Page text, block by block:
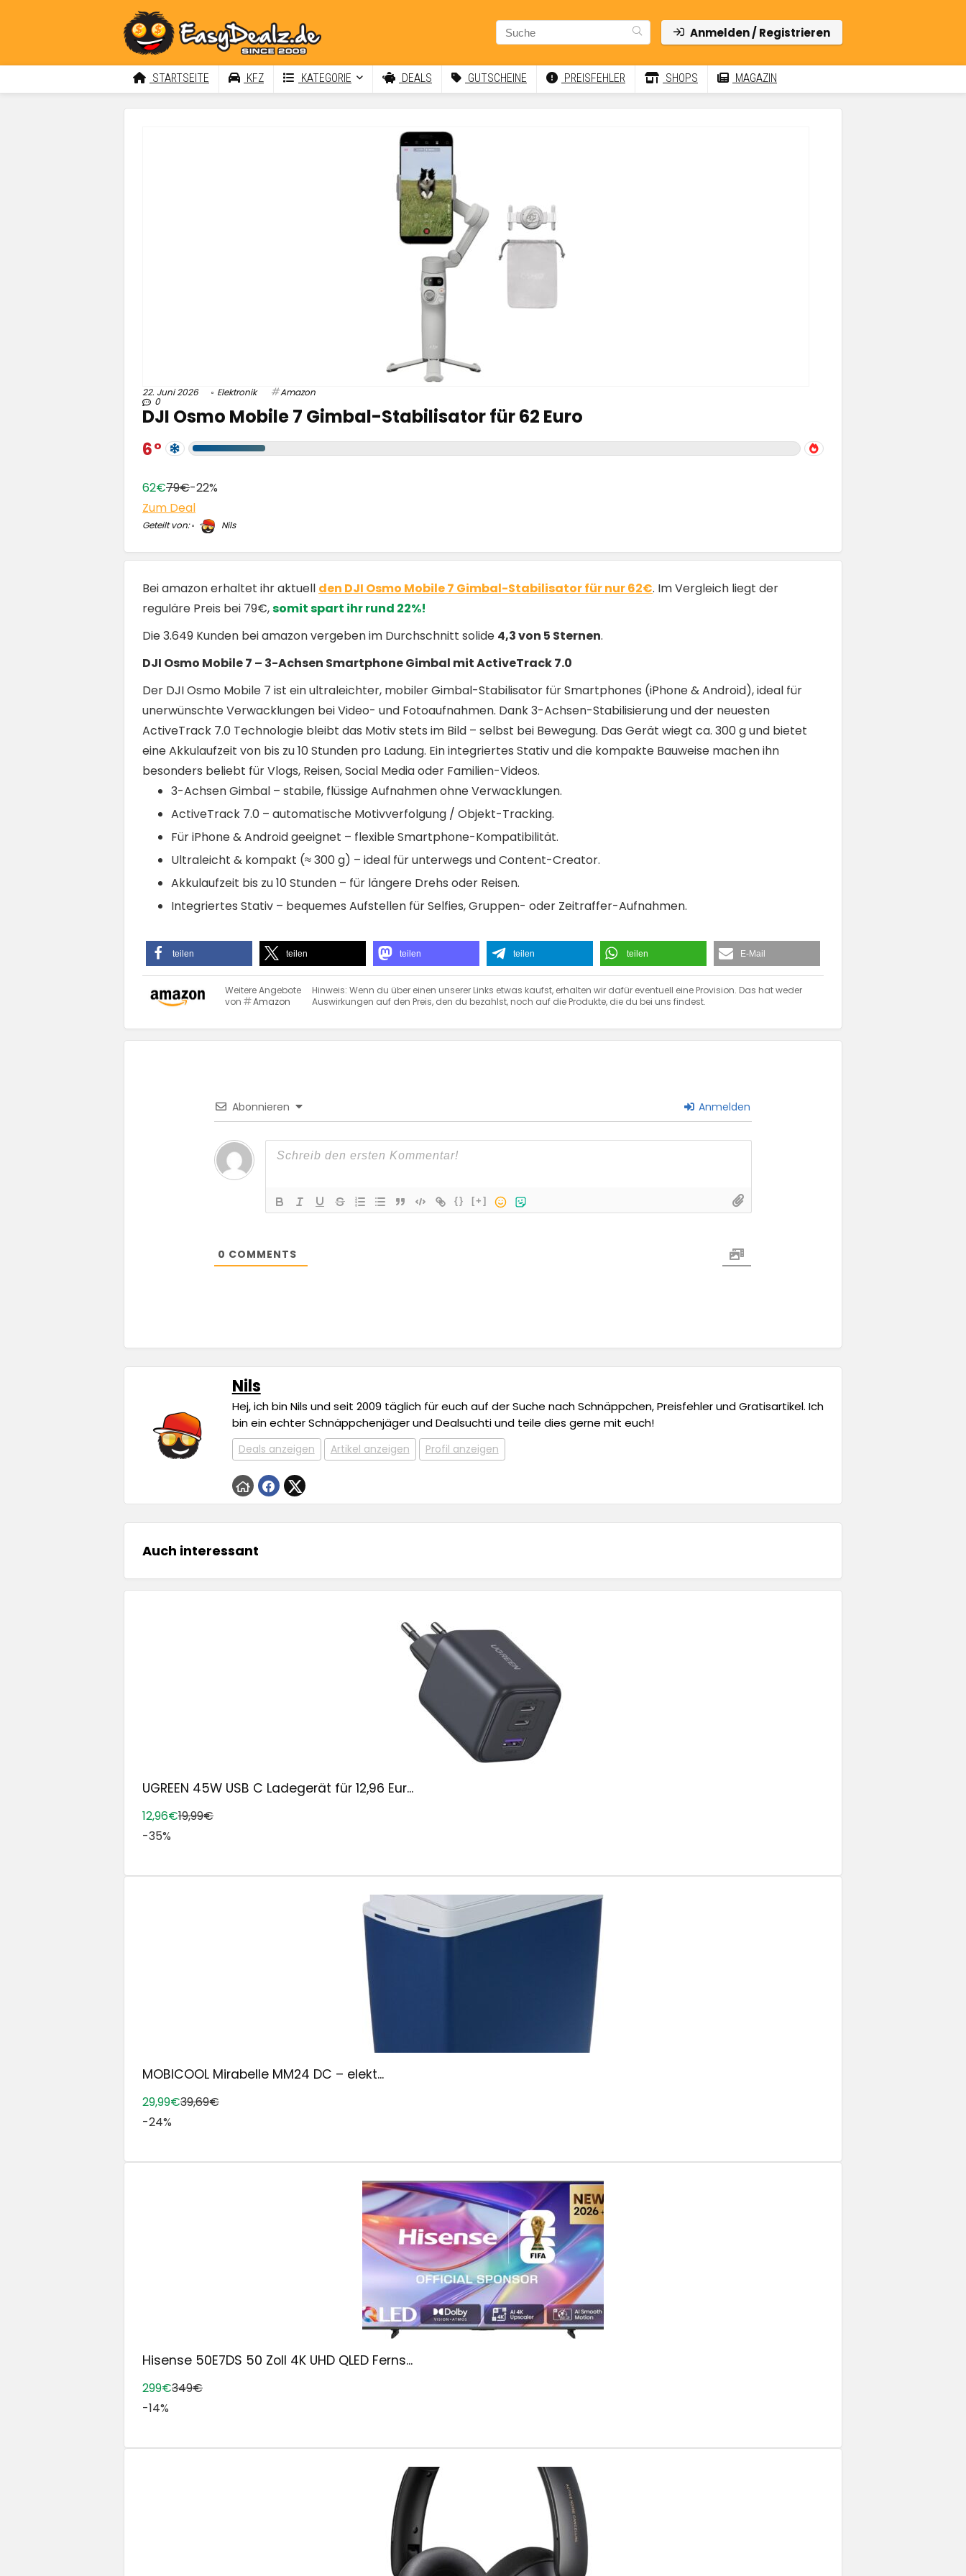
Anmelden / Registrieren
STARTSEITE KFZ KATEGORIE DEALS GUTSCHEINE PREISFEHLER SHOPS MAGAZIN
22. Juni 2026 Elektronik Amazon
0
DJI Osmo Mobile 7 Gimbal-Stabilisator für 62 Euro
6
62€79€-22%
Zum Deal
Geteilt von: Nils
Bei amazon erhaltet ihr aktuell den DJI Osmo Mobile 7 Gimbal-Stabilisator für nur 62€. Im Vergleich liegt der
reguläre Preis bei 79€,somit spart ihr rund 22%!
Die 3.649 Kunden bei amazon vergeben im Durchschnitt solide 4,3 von 5 Sternen.
DJI Osmo Mobile 7 – 3-Achsen Smartphone Gimbal mit ActiveTrack 7.0
Der DJI Osmo Mobile 7 ist ein ultraleichter, mobiler Gimbal-Stabilisator für Smartphones (iPhone & Android), ideal für
unerwünschte Verwacklungen bei Video- und Fotoaufnahmen. Dank 3-Achsen-Stabilisierung und der neuesten
ActiveTrack 7.0 Technologie bleibt das Motiv stets im Bild – selbst bei Bewegung. Das Gerät wiegt ca. 300 g und bietet
eine Akkulaufzeit von bis zu 10 Stunden pro Ladung. Ein integriertes Stativ und die kompakte Bauweise machen ihn
besonders beliebt für Vlogs, Reisen, Social Media oder Familien-Videos.
3-Achsen Gimbal – stabile, flüssige Aufnahmen ohne Verwacklungen.
ActiveTrack 7.0 – automatische Motivverfolgung / Objekt-Tracking.
Für iPhone & Android geeignet – flexible Smartphone-Kompatibilität.
Ultraleicht & kompakt (≈ 300 g) – ideal für unterwegs und Content-Creator.
Akkulaufzeit bis zu 10 Stunden – für längere Drehs oder Reisen.
Integriertes Stativ – bequemes Aufstellen für Selfies, Gruppen- oder Zeitraffer-Aufnahmen.
teilen teilen teilen teilen teilen E-Mail
Weitere Angebote
von
Amazon
Hinweis: Wenn du über einen unserer Links etwas kaufst, erhalten wir dafür eventuell eine Provision. Das hat weder
Auswirkungen auf den Preis, den du bezahlst, noch auf die Produkte, die du bei uns findest.
Abonnieren Anmelden
{} [+]
0 COMMENTS
Nils
Hej, ich bin Nils und seit 2009 täglich für euch auf der Suche nach Schnäppchen, Preisfehler und Gratisartikel. Ich
bin ein echter Schnäppchenjäger und Dealsuchti und teile dies gerne mit euch!
Deals anzeigen Artikel anzeigen Profil anzeigen
Auch interessant
UGREEN 45W USB C Ladegerät für 12,96 Eur...
12,96€19,99€
-35%
MOBICOOL Mirabelle MM24 DC – elekt...
29,99€39,69€
-24%
Hisense 50E7DS 50 Zoll 4K UHD QLED Ferns...
299€349€
-14%